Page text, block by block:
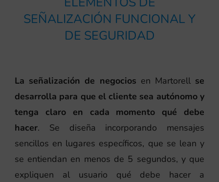
SEÑALIZACIÓN FUNCIONAL Y
DE SEGURIDAD
La señalización de negocios en Martorellse
desarrolla para que el cliente sea autónomo y
tenga claro en cada momento qué debe
hacer. Se diseña incorporando mensajes
sencillos en lugares específicos, que se lean y
se entiendan en menos de 5 segundos, y que
expliquen al usuario qué debe hacer a